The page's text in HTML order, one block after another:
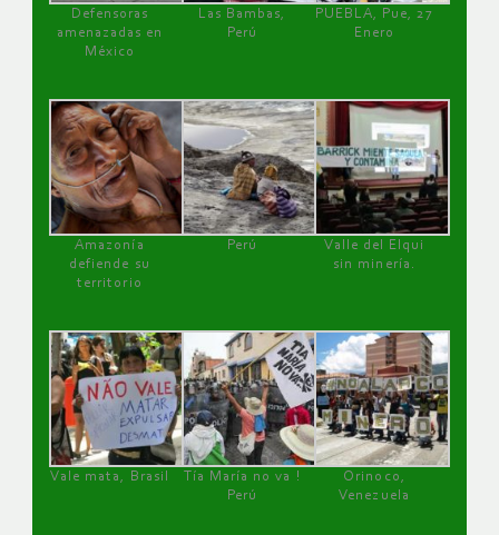
Defensoras
amenazadas en
México
Las Bambas,
Perú
PUEBLA, Pue, 27
Enero
Amazonía
defiende su
territorio
Perú
Valle del Elqui
sin minería.
Vale mata, Brasil
Tía María no va !
Perú
Orinoco,
Venezuela